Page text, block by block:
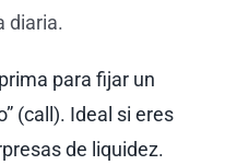
diaria.
para fijar un
(call). Ideal si eres
de liquidez.